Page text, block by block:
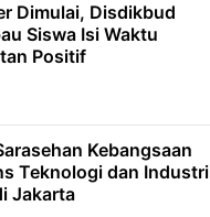
Dimulai, Disdikbud
Siswa Isi Waktu
Positif
Kebangsaan
Teknologi dan Industri
Jakarta